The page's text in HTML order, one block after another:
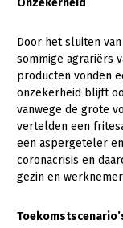
Kalverhouderij
Biologische
Bollenteelt
Bomen, vaste
Fruitteelt
Glastuinbouw
Vrouw en
Onderwerpen
Nieuws
Webinars
Over LTO
LTO Nederland
Onzekerheid
Door het sluiten
sommige agrariërs
producten vonden
onzekerheid blijft
vanwege de grote
vertelden een
een aspergeteler
coronacrisis en
gezin en